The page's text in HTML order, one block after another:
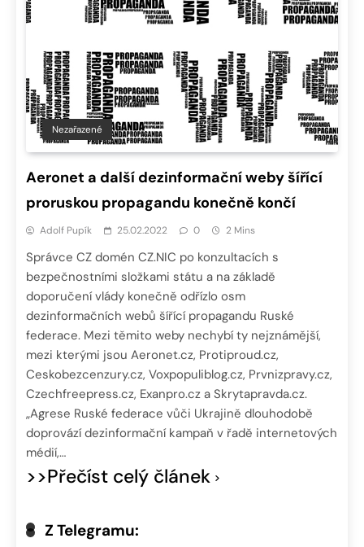
Nezařazené
Aeronet a další dezinformační weby šířící
proruskou propagandu konečně končí
Adolf Pupík 25.02.2022 0 2 Mins
Správce CZ domén CZ.NIC po konzultacích s
bezpečnostními složkami státu a na základě
doporučení vlády konečně odřízlo osm
dezinformačních webů šířící propagandu Ruské
federace. Mezi těmito weby nechybí ty nejznámější,
mezi kterými jsou Aeronet.cz, Protiproud.cz,
Ceskobezcenzury.cz, Voxpopuliblog.cz, Prvnizpravy.cz,
Czechfreepress.cz, Exanpro.cz a Skrytapravda.cz.
„Agrese Ruské federace vůči Ukrajině dlouhodobě
doprovází dezinformační kampaň v řadě internetových
médií,…
>>Přečíst celý článek
Z Telegramu: